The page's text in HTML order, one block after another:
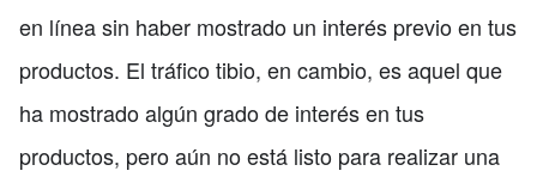
en línea sin haber mostrado un interés previo en tus
productos. El tráfico tibio, en cambio, es aquel que
ha mostrado algún grado de interés en tus
productos, pero aún no está listo para realizar una